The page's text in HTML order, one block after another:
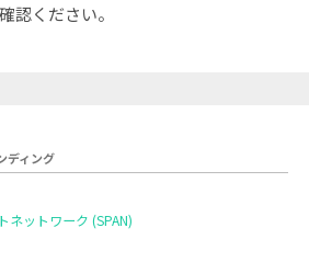
認ください。
ディング
ネットワーク (SPAN)